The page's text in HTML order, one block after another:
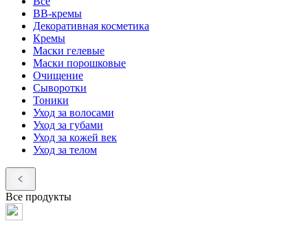
BB-кремы
Декоративная косметика
Кремы
Маски гелевые
Маски порошковые
Очищение
Сыворотки
Тоники
Уход за волосами
Уход за губами
Уход за кожей век
Уход за телом
Все продукты